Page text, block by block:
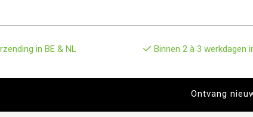
in BE & NL Binnen 2 à 3 werkdagen